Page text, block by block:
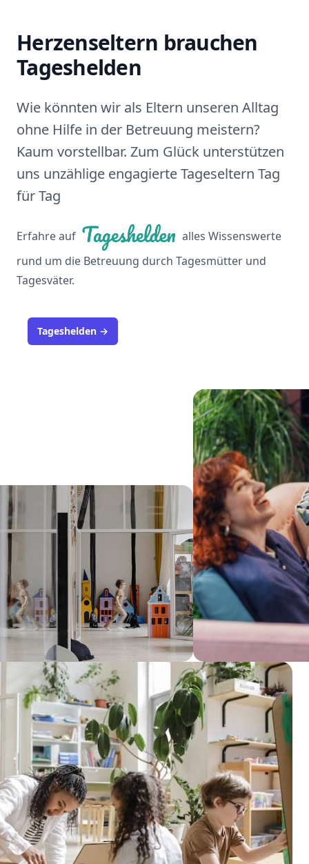
Herzenseltern brauchen
Tageshelden
Wie könnten wir als Eltern unseren Alltag
ohne Hilfe in der Betreuung meistern?
Kaum vorstellbar. Zum Glück unterstützen
uns unzählige engagierte Tageseltern Tag
für Tag
Erfahre auf
alles Wissenswerte
rund um die Betreuung durch Tagesmütter und
Tagesväter.
Tageshelden →